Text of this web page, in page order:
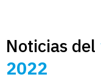
Noticias del
2022